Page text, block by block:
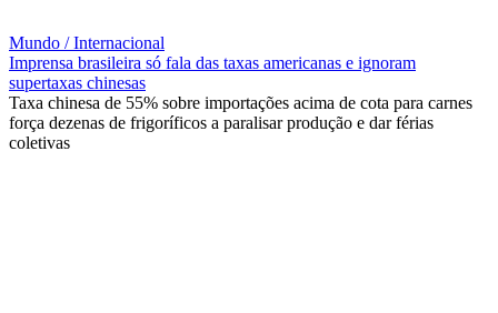
Mundo / Internacional
Imprensa brasileira só fala das taxas americanas e ignoram
supertaxas chinesas
Taxa chinesa de 55% sobre importações acima de cota para carnes
força dezenas de frigoríficos a paralisar produção e dar férias
coletivas